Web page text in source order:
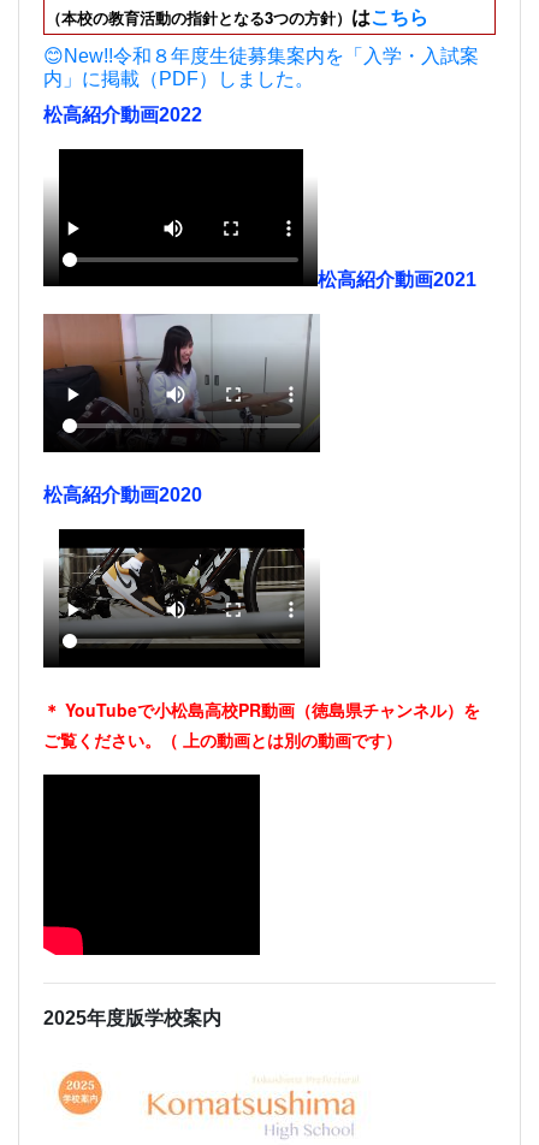
（本校の教育活動の指針となる3つの方針） はこちら
😊New!!令和８年度生徒募集案内を「入学・入試案
内」に掲載（PDF）しました。
松高紹介動画2022
松高紹介動画2021
松高紹介動画2020
＊ YouTubeで小松島高校PR動画（徳島県チャンネル）を
ご覧ください。（ 上の動画とは別の動画です）
2025年度版学校案内